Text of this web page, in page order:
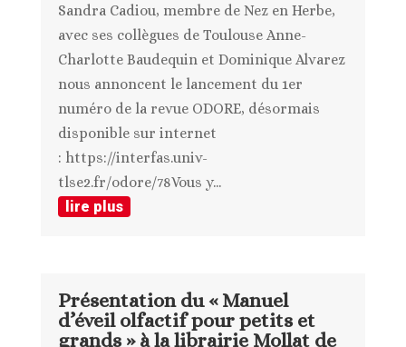
Sandra Cadiou, membre de Nez en Herbe,
avec ses collègues de Toulouse Anne-
Charlotte Baudequin et Dominique Alvarez
nous annoncent le lancement du 1er
numéro de la revue ODORE, désormais
disponible sur internet
: https://interfas.univ-
tlse2.fr/odore/78Vous y...
lire plus
Présentation du « Manuel
d’éveil olfactif pour petits et
grands » à la librairie Mollat de